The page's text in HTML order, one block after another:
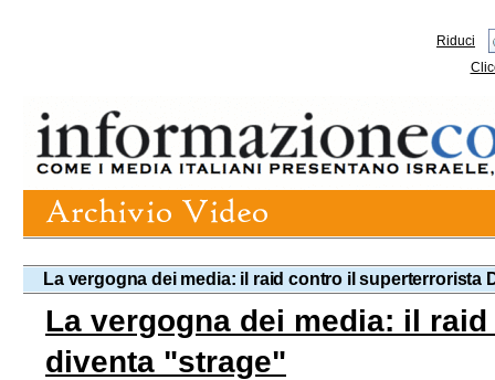
Riduci
La vergogna dei media: il raid contro il superterrorista
La vergogna dei media: il
diventa "strage"